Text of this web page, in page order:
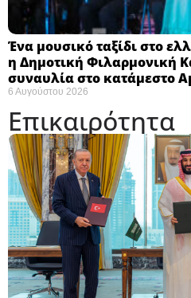
Ένα μουσικό ταξίδι στο
η Δημοτική Φιλαρμονική
συναυλία στο κατάμεστο
6 Αυγούστου 2026
Επικαιρότητα